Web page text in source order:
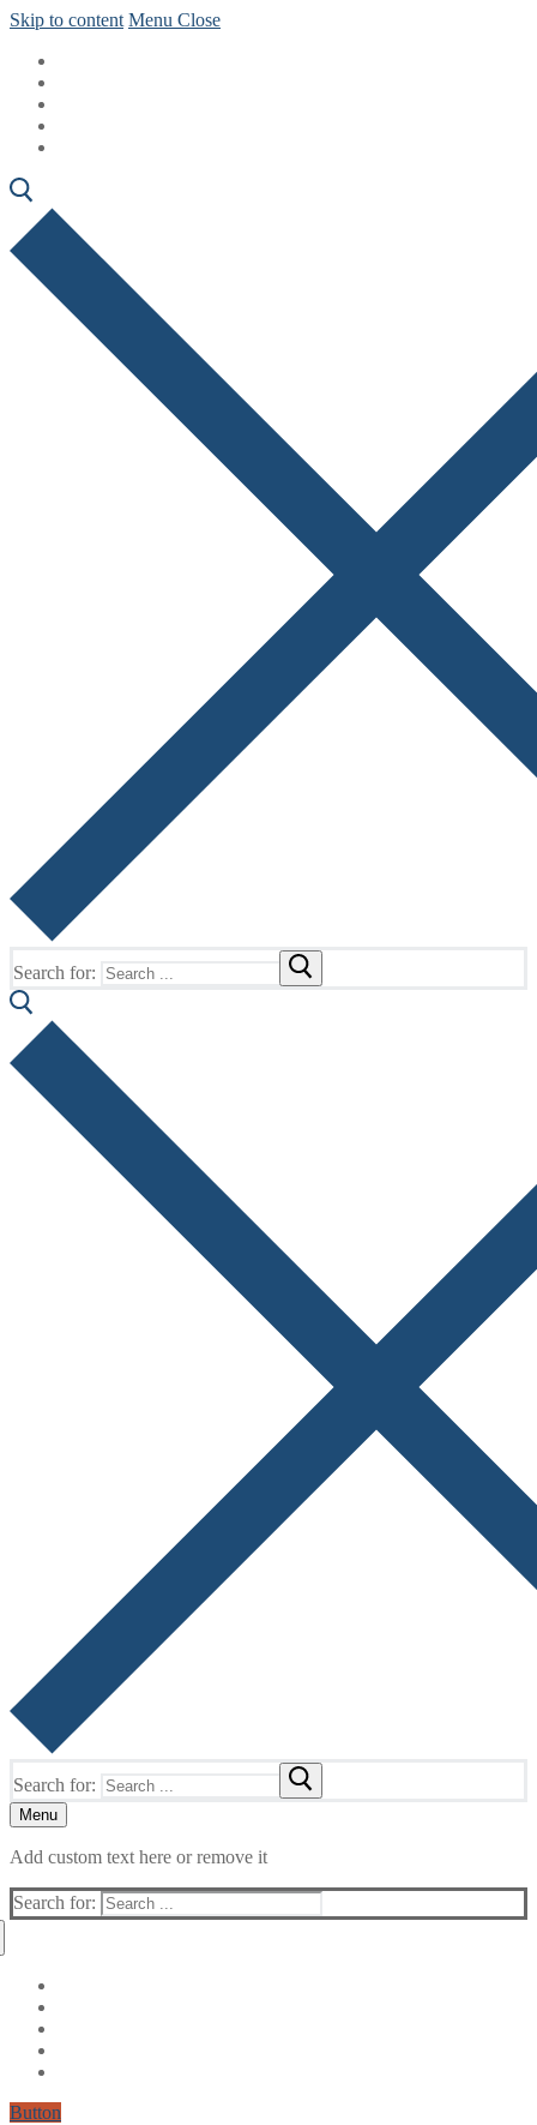
Skip to content Menu Close
Search for:
Search for:
Menu
Add custom text here or remove it
Search for:
Button